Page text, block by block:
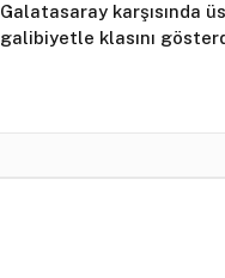
Galatasaray karşısında
galibiyetle klasını